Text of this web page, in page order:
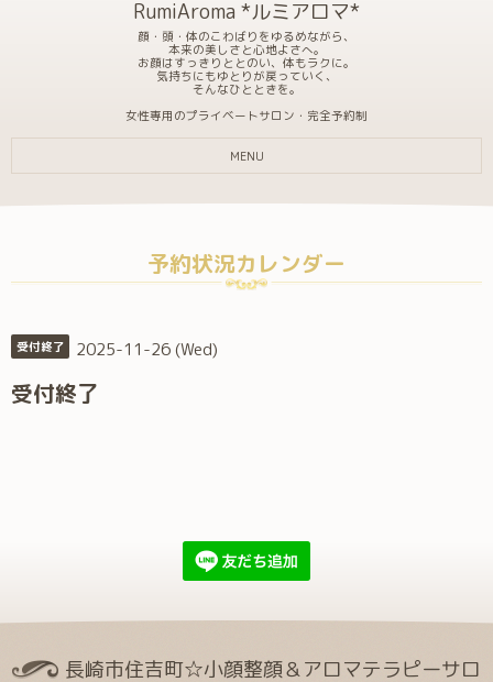
RumiAroma *ルミアロマ*
顔・頭・体のこわばりをゆるめながら、
本来の美しさと心地よさへ。
お顔はすっきりととのい、体もラクに。
気持ちにもゆとりが戻っていく、
そんなひとときを。
女性専用のプライベートサロン・完全予約制
MENU
予約状況カレンダー
受付終了 2025-11-26 (Wed)
受付終了
長崎市住吉町☆小顔整顔＆アロマテラピーサロ